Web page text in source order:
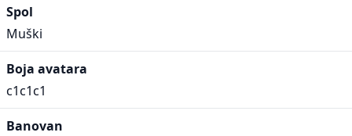
Spol
Muški
Boja avatara
c1c1c1
Banovan